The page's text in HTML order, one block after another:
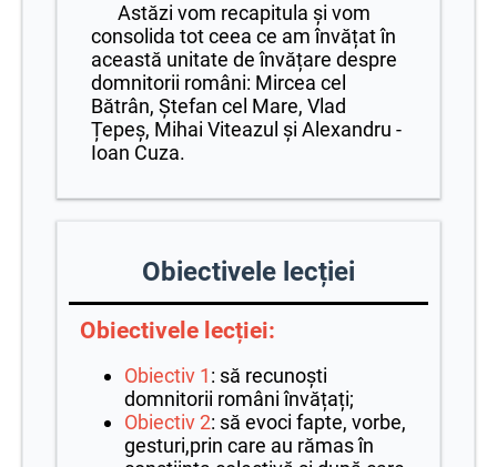
Astăzi vom recapitula și vom
consolida tot ceea ce am învățat în
această unitate de învățare despre
domnitorii români: Mircea cel
Bătrân, Ștefan cel Mare, Vlad
Țepeș, Mihai Viteazul și Alexandru -
Ioan Cuza.
Obiectivele lecției
Obiectivele lecției:
Obiectiv 1: să recunoști
domnitorii români învățați;
Obiectiv 2: să evoci fapte, vorbe,
gesturi,prin care au rămas în